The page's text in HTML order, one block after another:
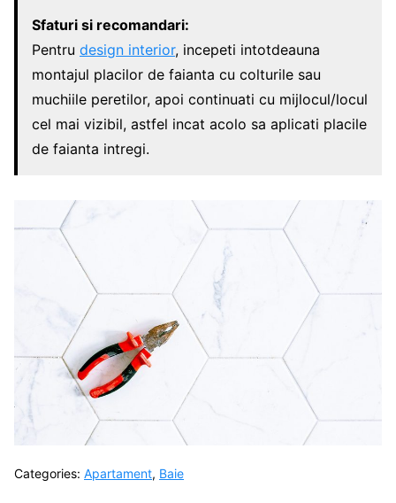
Sfaturi si recomandari:
Pentru design interior, incepeti intotdeauna
montajul placilor de faianta cu colturile sau
muchiile peretilor, apoi continuati cu mijlocul/locul
cel mai vizibil, astfel incat acolo sa aplicati placile
de faianta intregi.
Categories: Apartament, Baie